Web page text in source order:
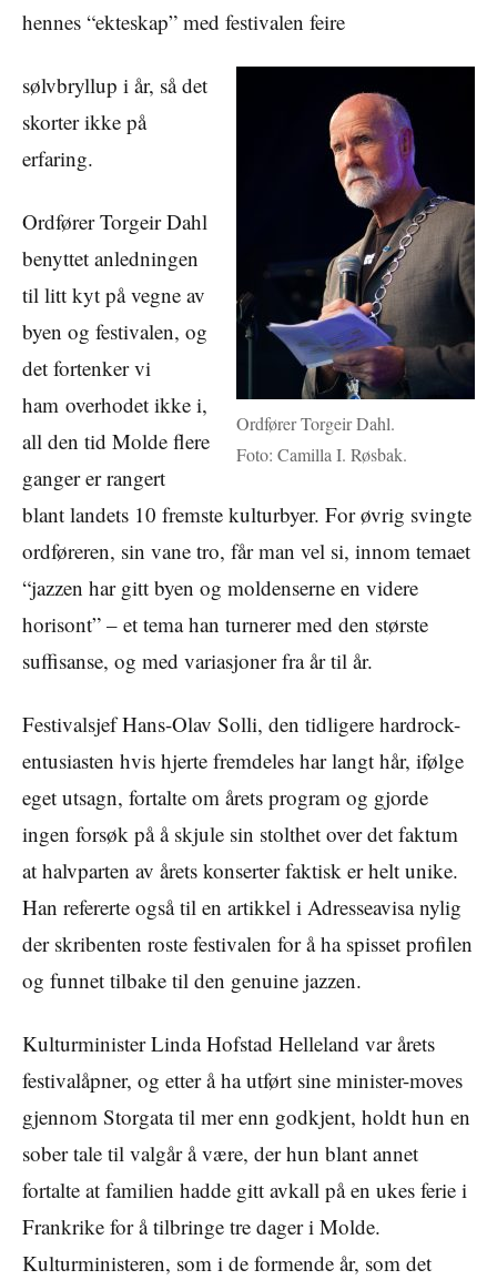
hennes “ekteskap” med festivalen feire
Ordfører Torgeir Dahl.
Foto: Camilla I. Røsbak.
sølvbryllup i år, så det
skorter ikke på
erfaring.
Ordfører Torgeir Dahl
benyttet anledningen
til litt kyt på vegne av
byen og festivalen, og
det fortenker vi
ham overhodet ikke i,
all den tid Molde flere
ganger er rangert
blant landets 10 fremste kulturbyer. For øvrig svingte
ordføreren, sin vane tro, får man vel si, innom temaet
“jazzen har gitt byen og moldenserne en videre
horisont” – et tema han turnerer med den største
suffisanse, og med variasjoner fra år til år.
Festivalsjef Hans-Olav Solli, den tidligere hardrock-
entusiasten hvis hjerte fremdeles har langt hår, ifølge
eget utsagn, fortalte om årets program og gjorde
ingen forsøk på å skjule sin stolthet over det faktum
at halvparten av årets konserter faktisk er helt unike.
Han refererte også til en artikkel i Adresseavisa nylig
der skribenten roste festivalen for å ha spisset profilen
og funnet tilbake til den genuine jazzen.
Kulturminister Linda Hofstad Helleland var årets
festivalåpner, og etter å ha utført sine minister-moves
gjennom Storgata til mer enn godkjent, holdt hun en
sober tale til valgår å være, der hun blant annet
fortalte at familien hadde gitt avkall på en ukes ferie i
Frankrike for å tilbringe tre dager i Molde.
Kulturministeren, som i de formende år, som det